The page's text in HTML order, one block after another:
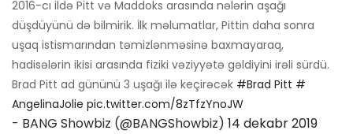
2016-cı ildə Pitt və Maddoks arasında nələrin aşağı
düşdüyünü də bilmirik. İlk məlumatlar, Pittin daha sonra
uşaq istismarından təmizlənməsinə baxmayaraq,
hadisələrin ikisi arasında fiziki vəziyyətə gəldiyini irəli sürdü.
Brad Pitt ad gününü 3 uşağı ilə keçirəcək #Brad Pitt #
AngelinaJolie pic.twitter.com/8zTfzYnoJW
- BANG Showbiz (@BANGShowbiz) 14 dekabr 2019